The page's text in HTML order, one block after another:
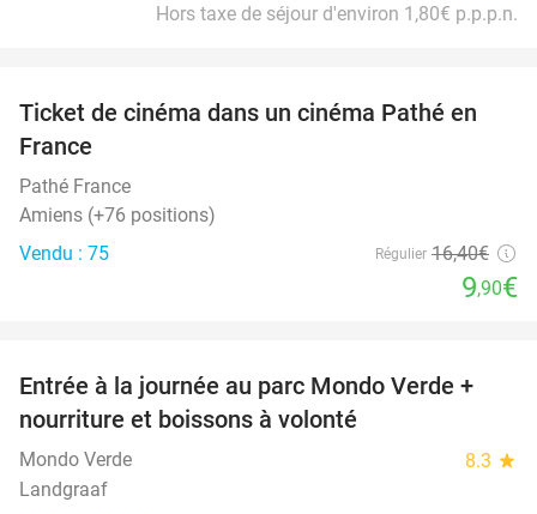
Hors taxe de séjour d'environ 1,80€ p.p.p.n.
40%
Ticket de cinéma dans un cinéma Pathé en
France
Pathé France
Amiens (+76 positions)
Vendu : 75
Régulier 16,40€
9,90€
25%
Entrée à la journée au parc Mondo Verde +
nourriture et boissons à volonté
Mondo Verde 8.3 star
Landgraaf